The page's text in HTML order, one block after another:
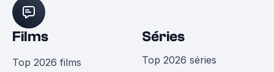
Films
Top 2026 films
Séries
Top 2026 séries